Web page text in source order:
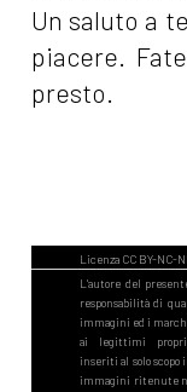
Un saluto a
piacere.
presto.